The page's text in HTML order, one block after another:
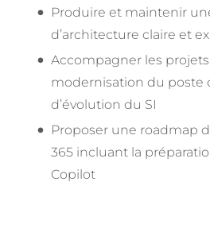
Produire et maintenir
d’architecture claire et
Accompagner les
modernisation du poste
d’évolution du SI
Proposer une roadmap
365 incluant la
Copilot